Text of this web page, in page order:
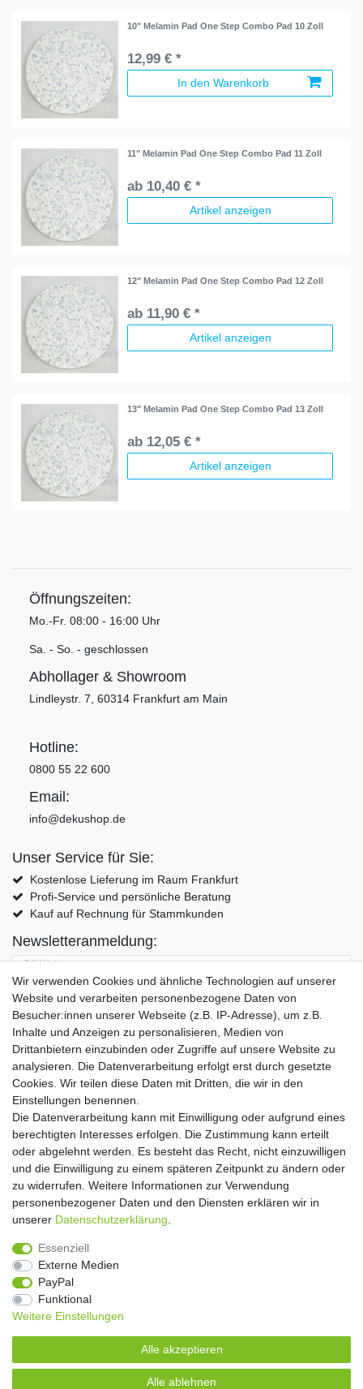
10" Melamin Pad One Step Combo Pad 10 Zoll
12,99 € *
In den Warenkorb
11" Melamin Pad One Step Combo Pad 11 Zoll
ab 10,40 € *
Artikel anzeigen
12" Melamin Pad One Step Combo Pad 12 Zoll
ab 11,90 € *
Artikel anzeigen
13" Melamin Pad One Step Combo Pad 13 Zoll
ab 12,05 € *
Artikel anzeigen
Öffnungszeiten:
Mo.-Fr. 08:00 - 16:00 Uhr
Sa. - So. - geschlossen
Abhollager & Showroom
Lindleystr. 7, 60314 Frankfurt am Main
Hotline:
0800 55 22 600
Email:
info@dekushop.de
Unser Service für Sie:
Kostenlose Lieferung im Raum Frankfurt
Profi-Service und persönliche Beratung
Kauf auf Rechnung für Stammkunden
Newsletteranmeldung:
E-MAIL **
Hiermit bestätige ich, dass ich die Daten­schutz­erklärung
Einwilligung kann ich jederzeit widerrufen.**
Abonnieren
** Hierbei handelt es sich um ein Pflichtfeld.
Widerrufs­recht Widerrufs­formular Impressum
Daten­schutz­erklärung AGB Kontakt
Wir verwenden Cookies und ähnliche Technologien auf unserer
Website und verarbeiten personenbezogene Daten von
Besucher:innen unserer Webseite (z.B. IP-Adresse), um z.B.
Inhalte und Anzeigen zu personalisieren, Medien von
Drittanbietern einzubinden oder Zugriffe auf unsere Website zu
analysieren. Die Datenverarbeitung erfolgt erst durch gesetzte
Cookies. Wir teilen diese Daten mit Dritten, die wir in den
Einstellungen benennen.
Die Datenverarbeitung kann mit Einwilligung oder aufgrund eines
berechtigten Interesses erfolgen. Die Zustimmung kann erteilt
oder abgelehnt werden. Es besteht das Recht, nicht einzuwilligen
und die Einwilligung zu einem späteren Zeitpunkt zu ändern oder
zu widerrufen. Weitere Informationen zur Verwendung
personenbezogener Daten und den Diensten erklären wir in
unserer Daten­schutz­erklärung
Essenziell
Externe Medien
PayPal
Funktional
Weitere Einstellungen
Alle akzeptieren
Alle ablehnen
Copyright 2016 | Dekushop.de | Alle Rechte vorbehalten. |
Angebote gelten nur für Industrie, Handel, Handwerk und
Widerrufs­recht
Daten­schutz­erklärung AGB Kontakt